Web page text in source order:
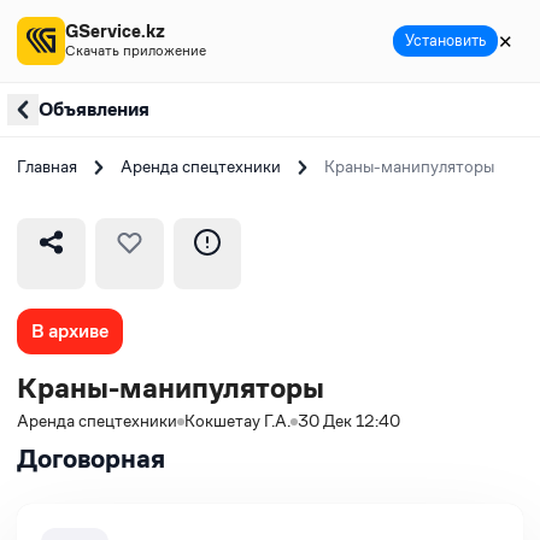
Объявления
Главная Аренда спецтехники Краны-манипуляторы
В архиве
Краны-манипуляторы
Аренда спецтехники Кокшетау Г.А. 30 Дек 12:40
Договорная
GService.kz
Скачать приложение Установить ✕